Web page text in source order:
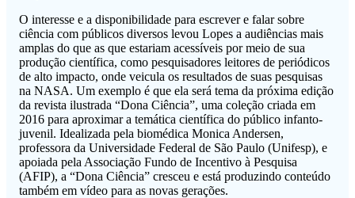
O interesse e a disponibilidade para escrever e falar sobre
ciência com públicos diversos levou Lopes a audiências mais
amplas do que as que estariam acessíveis por meio de sua
produção científica, como pesquisadores leitores de periódicos
de alto impacto, onde veicula os resultados de suas pesquisas
na NASA. Um exemplo é que ela será tema da próxima edição
da revista ilustrada “Dona Ciência”, uma coleção criada em
2016 para aproximar a temática científica do público infanto-
juvenil. Idealizada pela biomédica Monica Andersen,
professora da Universidade Federal de São Paulo (Unifesp), e
apoiada pela Associação Fundo de Incentivo à Pesquisa
(AFIP), a “Dona Ciência” cresceu e está produzindo conteúdo
também em vídeo para as novas gerações.